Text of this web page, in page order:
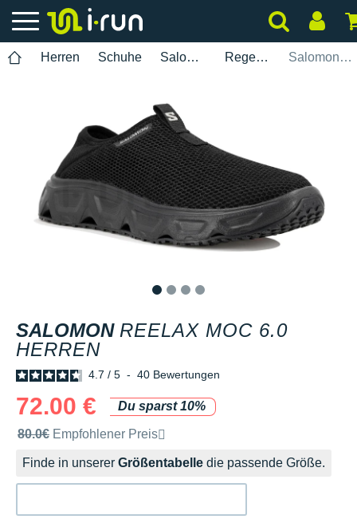
Herren Schuhe Salomon Regeneration Salomon Reelax Moc 6.0 Herren
SALOMON REELAX MOC 6.0
HERREN
4.7 / 5 - 40 Bewertungen
72.00 €
Du sparst 10%
Unverbindliche Preisempfehlung der Marke
80.0€ Empfohlener Preis
Finde in unserer Größentabelle die passende Größe.